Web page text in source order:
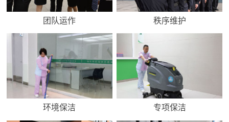
团队运作 秩序维护
环境保洁 专项保洁